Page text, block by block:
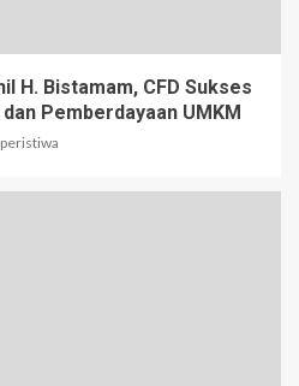
H. Bistamam, CFD Sukses
Pemberdayaan UMKM